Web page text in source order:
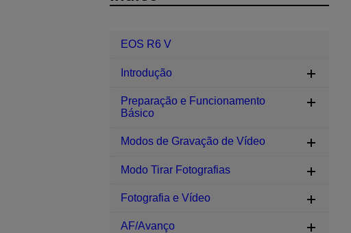
EOS R6 V
Introdução
Preparação e Funcionamento
Básico
Modos de Gravação de Vídeo
Modo Tirar Fotografias
Fotografia e Vídeo
AF/Avanço